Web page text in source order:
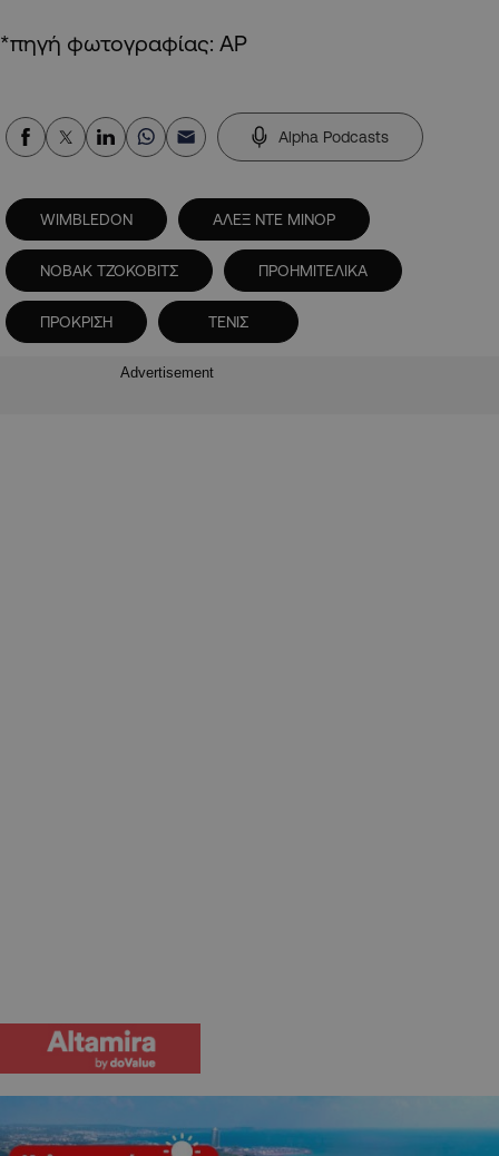
*πηγή φωτογραφίας: AP
Alpha Podcasts
WIMBLEDON ΑΛΕΞ ΝΤΕ ΜΙΝΟΡ
ΝΟΒΑΚ ΤΖΟΚΟΒΙΤΣ ΠΡΟΗΜΙΤΕΛΙΚΑ
ΠΡΟΚΡΙΣΗ ΤΕΝΙΣ
Advertisement